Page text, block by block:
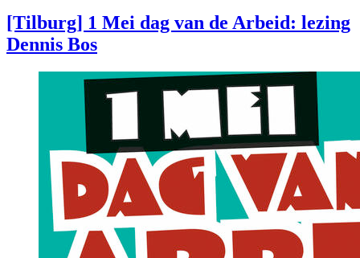
[Tilburg] 1 Mei dag van de Arbeid: lezing
Dennis Bos